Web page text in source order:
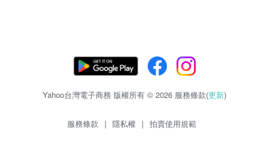
Yahoo台灣電子商務 版權所有 © 2026 服務條款(更新)
服務條款 | 隱私權 | 拍賣使用規範